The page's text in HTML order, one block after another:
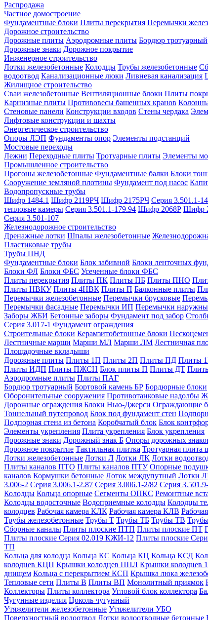
Распродажа
Частное домостроение
Фундаментные блоки Плиты перекрытия Перемычки
Дорожное строительство
Дорожные плиты Аэродромные плиты Бордюр тротуарный
Дорожные знаки Дорожное покрытие
Инженерное строительство
Лотки железобетонные Колодцы Трубы железобетонные
водоотвод Канализационные люки Ливневая канализация
Жилищное строительство
Сваи железобетонные Вентиляционные блоки Плиты
Карнизные плиты Противовесы башенных кранов
Стеновые панели Конструкции входов Стены чердака
Лифтовые конструкции и шахты
Энергетическое строительство
Опоры ЛЭП Фундаменты опор Элементы подстанций
Мостовые переходы
Лежни Переходные плиты Тротуарные плиты Элементы
Промышленное строительство
Прогоны железобетонные Фундаментные балки Блоки
Сооружение земляной плотины Фундамент под насос
Водопропускные трубы
Шифр 1484.1 Шифр 2119РЧ Шифр 2175РЧ Серия 3.501.1-
тепловые камеры Серия 3.501.1-179.94 Шифр 2068Р Шифр
Серия 3.501-107
Железнодорожное строительство
Дренажные лотки Шпалы железобетонные
Пластиковые трубы
Трубы ПНД
Фундаментные блоки Блок забивной Блоки ленточных
Блоки ФЛ Блоки ФБС Усеченные блоки ФБС
Плиты перекрытия Плиты ПК Плиты ПБ Плиты ПНО
Плиты НВКУ Плиты 4НВК Плиты П Балконные плиты
Перемычки железобетонные Перемычки брусковые
Перемычки фасадные Перемычки ИП Перемычки
Заборы ЖБИ Бетонные заборы Фундамент под забор
Серия 3.017-1 Фундамент ограждения
Строительные блоки Керамзитобетонные блоки
Лестничные марши Марши МЛ Марши ЛМ Лестничная
Площадочные вкладыши
Дорожные плиты Плиты 1П Плиты 2П Плиты ПД Плиты
Плиты ИДП Плиты ПЖСН Блок плиты П Плиты ДТ
Аэродромные плиты Плиты ПАГ
Бордюр тротуарный Бортовой камень БР Бордюрные блоки
Оборонительные сооружения Противотанковые надолбы
Дорожные ограждения Блоки Нью-Джерси Ограждающие
Тоннельный путепровод Блок под фундамент стен
Подпорная стена из бетона Коробчатый блок Блок
Элементы укрепления Плита укрепления Блок укрепления
Дорожные знаки Дорожный знак Б Опоры дорожных
Дорожное покрытие Тактильная плитка Тротуарная плита
Лотки железобетонные Лотки Л Лотки ЛК Лотки
Плиты каналов ПТО Плиты каналов ПТУ Опорные
каналов Кормушки бетонные Лоток междупутный Лотки
3.006-2 Серия 3.006.1-2.87 Серия 3.006.1-2/82 Серия
Колодцы Кольца опорные Сегменты ОПКС Ремонтные
Колодцы водосточные Водоприемные колодцы Колодцы
колодцев Рабочая камера КЛК Рабочая камера КЛВ
Трубы железобетонные Трубы Т Трубы ТБ Трубы ТВ
Сборные каналы Плиты плоские ПТП Плиты плоские ПТ
Плиты плоские Серия 02.019 КЖИ-12 Плиты плоские
ТП
Кольца для колодца Кольца КС Кольца КЦ Кольца КСД
колодцев КЦП Крышки колодцев ППЛ Крышки колодцев
днищем Кольца с перекрытием КСП Крышка люка
Тепловые сети Плиты В Плиты ВП Монолитный приямок
Коллекторы Плиты коллектора Угловой блок коллектора
Чугунные изделия Цоколь чугунный
Утяжелители железобетонные Утяжелители УБО
Поверхностный водоотвод Лотки водоотводные бетонные